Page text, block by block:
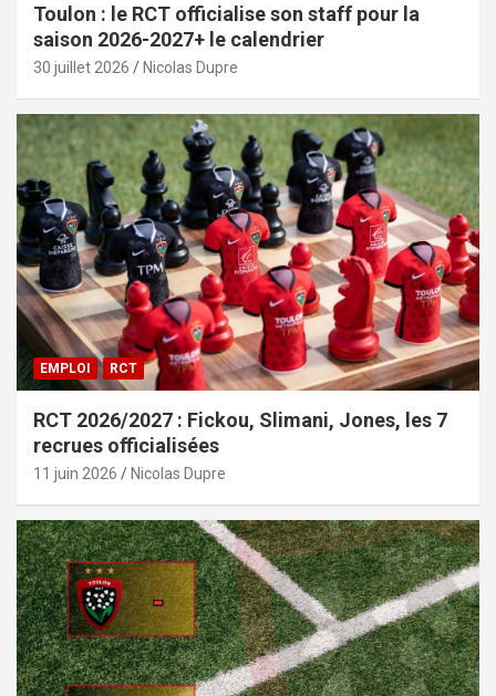
Toulon : le RCT officialise son staff pour la
saison 2026-2027+ le calendrier
30 juillet 2026 Nicolas Dupre
EMPLOI RCT
RCT 2026/2027 : Fickou, Slimani, Jones, les 7
recrues officialisées
11 juin 2026 Nicolas Dupre